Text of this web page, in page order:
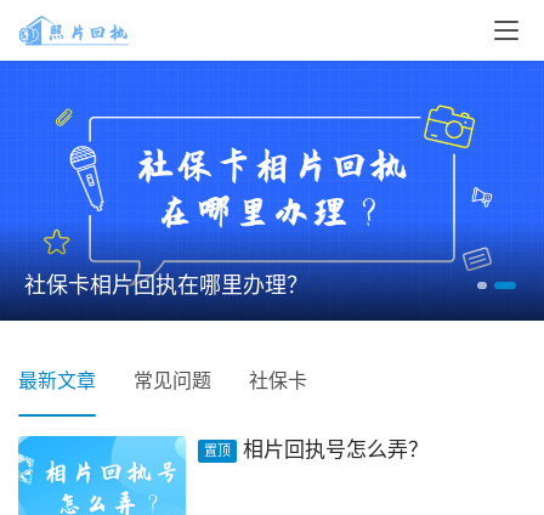
社保卡相片回执在哪里办理？
最新文章 常见问题 社保卡
置顶 相片回执号怎么弄？